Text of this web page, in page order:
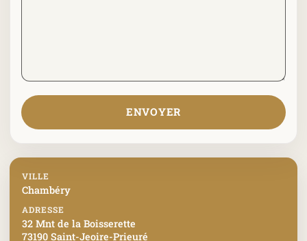
VILLE
Chambéry
ADRESSE
32 Mnt de la Boisserette
73190 Saint-Jeoire-Prieuré
ENVOYER